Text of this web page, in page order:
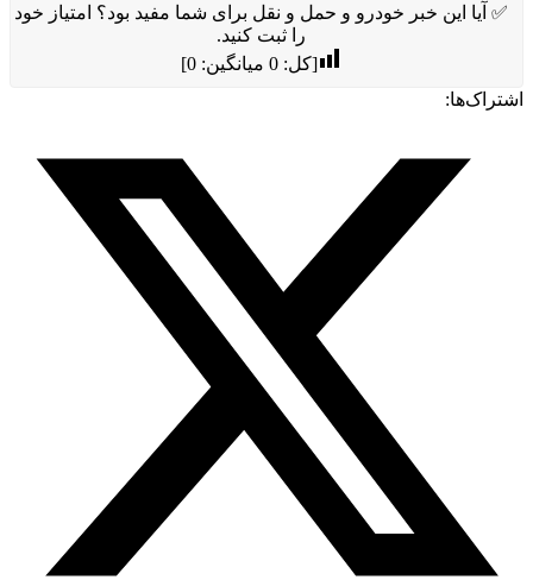
✅ آیا این خبر خودرو و حمل و نقل برای شما مفید بود؟ امتیاز خود
را ثبت کنید.
[کل:0 میانگین:0
]
اشتراک‌ها: